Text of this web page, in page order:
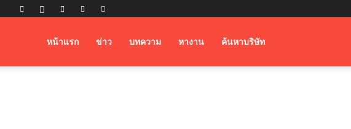
Airfreightหน้าแรก ข่าว บทความ หางาน ค้นหาบริษัท